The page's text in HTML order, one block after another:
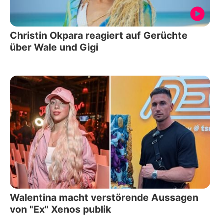
Christin Okpara reagiert auf Gerüchte
über Wale und Gigi
Walentina macht verstörende Aussagen
von "Ex" Xenos publik